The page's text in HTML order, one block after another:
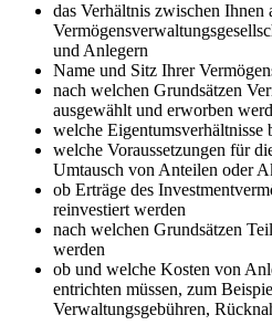
das Verhältnis zwischen Ihnen
und Anlegern
Name und Sitz Ihrer
nach welchen Grundsätzen
ausgewählt und erworben
welche Eigentumsverhältnisse
welche Voraussetzungen für
Umtausch von Anteilen oder
ob Erträge des
reinvestiert werden
nach welchen Grundsätzen
werden
ob und welche Kosten von
entrichten müssen, zum
Verwaltungsgebühren,